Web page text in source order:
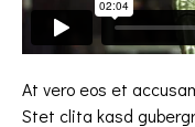
At vero eos et
Stet clita kasd